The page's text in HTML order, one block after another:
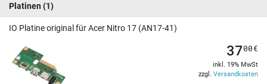
Platinen (1)
IO Platine original für Acer Nitro 17 (AN17-41)
3700€
inkl. 19% MwSt
zzgl. Versandkosten